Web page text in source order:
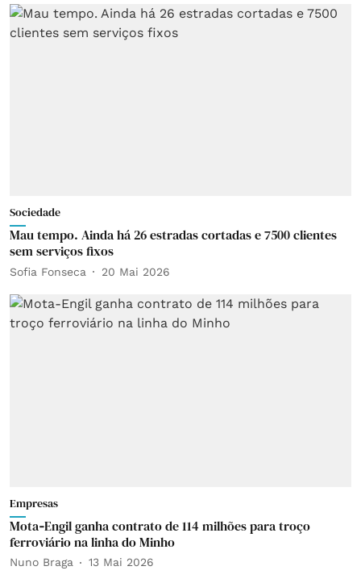
Sociedade
Mau tempo. Ainda há 26 estradas cortadas e 7500 clientes
sem serviços fixos
Sofia Fonseca 20 Mai 2026
Empresas
Mota‑Engil ganha contrato de 114 milhões para troço
ferroviário na linha do Minho
Nuno Braga 13 Mai 2026